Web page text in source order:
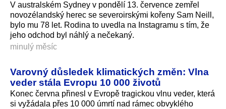
V australském Sydney v pondělí 13. července zemřel
novozélandský herec se severoirskými kořeny Sam Neill,
bylo mu 78 let. Rodina to uvedla na Instagramu s tím, že
jeho odchod byl náhlý a nečekaný.
minulý měsíc
Varovný důsledek klimatických změn: Vlna
veder stála Evropu 10 000 životů
Konec června přinesl v Evropě tragickou vlnu veder, která
si vyžádala přes 10 000 úmrtí nad rámec obvyklého